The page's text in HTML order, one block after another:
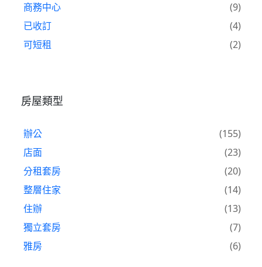
商務中心
(9)
已收訂
(4)
可短租
(2)
房屋類型
辦公
(155)
店面
(23)
分租套房
(20)
整層住家
(14)
住辦
(13)
獨立套房
(7)
雅房
(6)